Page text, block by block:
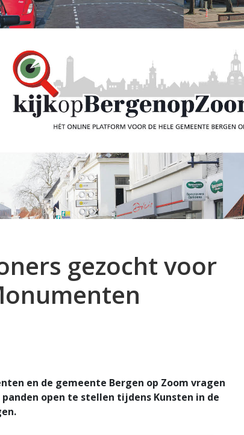
gezocht voor
en de gemeente Bergen op Zoom vragen
open te stellen tijdens Kunsten in de